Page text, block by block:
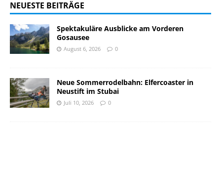
NEUESTE BEITRÄGE
Spektakuläre Ausblicke am Vorderen
Gosausee
August 6, 2026 0
Neue Sommerrodelbahn: Elfercoaster in
Neustift im Stubai
Juli 10, 2026 0